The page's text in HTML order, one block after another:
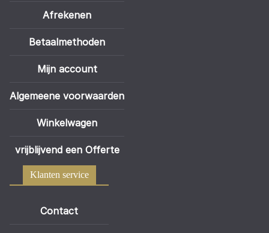
Afrekenen
Betaalmethoden
Mijn account
Algemeene voorwaarden
Winkelwagen
vrijblijvend een Offerte
Klanten service
Contact